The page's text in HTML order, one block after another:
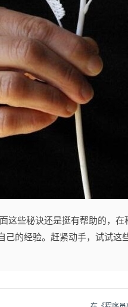
些秘诀还是挺有帮助的，在
的经验。赶紧动手，试试这